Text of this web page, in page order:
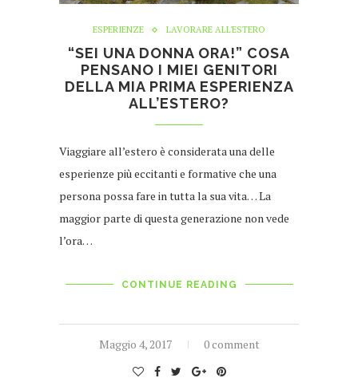
ESPERIENZE LAVORARE ALL'ESTERO
“SEI UNA DONNA ORA!” COSA
PENSANO I MIEI GENITORI
DELLA MIA PRIMA ESPERIENZA
ALL’ESTERO?
Viaggiare all’estero è considerata una delle
esperienze più eccitanti e formative che una
persona possa fare in tutta la sua vita… La
maggior parte di questa generazione non vede
l’ora…
CONTINUE READING
Maggio 4, 2017 0 comment